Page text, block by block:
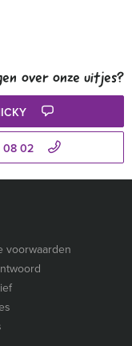
over onze uitjes?
08 02
voorwaarden